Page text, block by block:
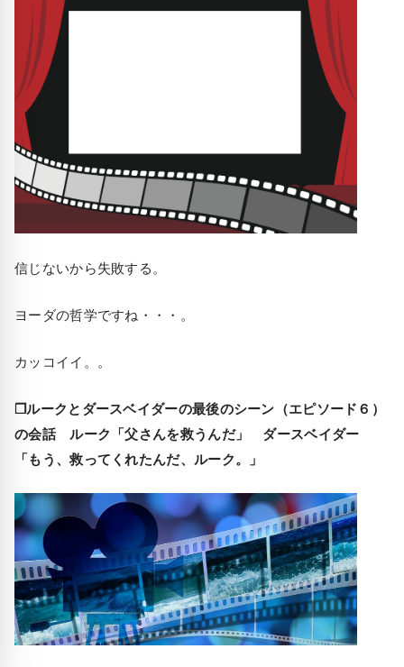
信じないから失敗する。
ヨーダの哲学ですね・・・。
カッコイイ。。
❒ルークとダースベイダーの最後のシーン（エピソード６）
の会話 ルーク「父さんを救うんだ」 ダースベイダー
「もう、救ってくれたんだ、ルーク。」